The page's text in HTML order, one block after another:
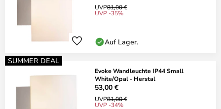
UVP81,00 €
UVP -35%
Auf Lager.
SUMMER DEAL
Evoke Wandleuchte IP44 Small
White/Opal - Herstal
53,00 €
UVP81,00 €
UVP -34%